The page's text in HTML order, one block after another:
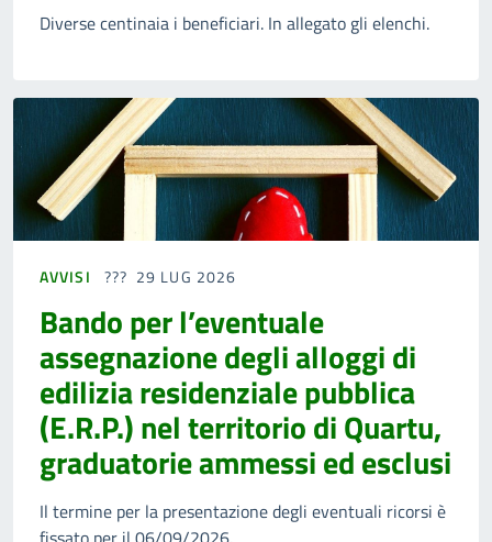
Diverse centinaia i beneficiari. In allegato gli elenchi.
AVVISI 29 LUG 2026
Bando per l’eventuale
assegnazione degli alloggi di
edilizia residenziale pubblica
(E.R.P.) nel territorio di Quartu,
graduatorie ammessi ed esclusi
Il termine per la presentazione degli eventuali ricorsi è